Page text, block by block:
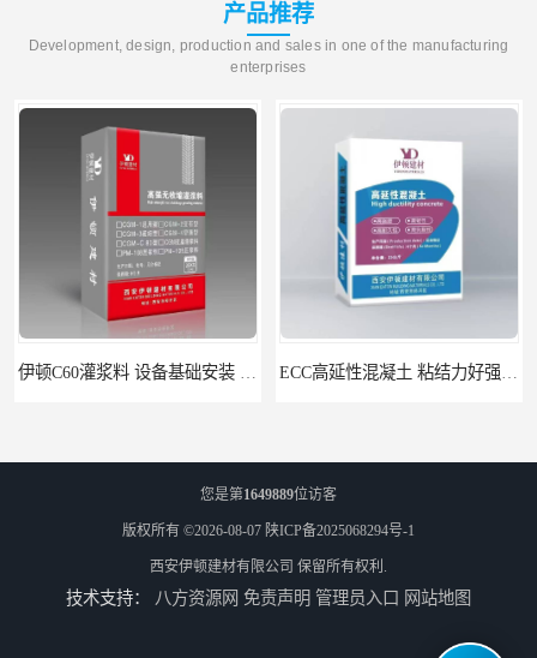
产品推荐
Development, design, production and sales in one of the manufacturing
enterprises
伊顿C60灌浆料 设备基础安装 梁柱改造加固二次灌浆料 ECC高延性混凝土 粘结力好强度高 可弯曲抗震不开裂
您是第1649889位访客
版权所有 ©2026-08-07 陕ICP备2025068294号-1
西安伊顿建材有限公司 保留所有权利.
技术支持： 八方资源网 免责声明 管理员入口 网站地图